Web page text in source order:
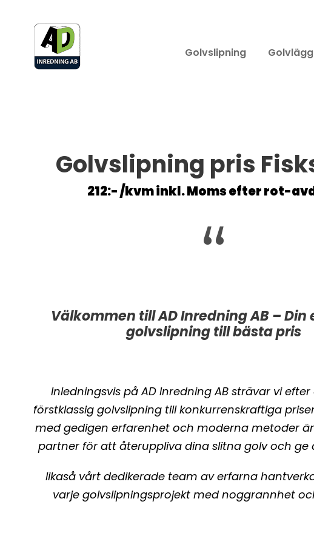
Golvslipning
Golvslipning pris
212:- /kvm inkl. Moms efter rot-
“
Välkommen till AD Inredning AB – Din
golvslipning till bästa pris
Inledningsvis på AD Inredning AB strävar vi
förstklassig golvslipning till konkurrenskraftiga
med gedigen erfarenhet och moderna metoder
partner för att återuppliva dina slitna golv och ge
likaså vårt dedikerade team av erfarna
varje golvslipningsprojekt med noggrannhet